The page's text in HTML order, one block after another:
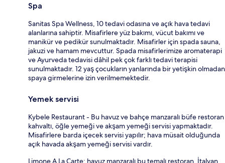
Spa
Sanitas Spa Wellness, 10 tedavi odasına ve açık hava tedavi
alanlarına sahiptir. Misafirlere yüz bakımı, vücut bakımı ve
manikür ve pedikür sunulmaktadır. Misafirler için spada sauna,
jakuzi ve hamam mevcuttur. Spada misafirlerimize aromaterapi
ve Ayurveda tedavisi dâhil pek çok farklı tedavi terapisi
sunulmaktadır. 12 yaş çocukların yanlarında bir yetişkin olmadan
spaya girmelerine izin verilmemektedir.
Yemek servisi
Kybele Restaurant - Bu havuz ve bahçe manzaralı büfe restoran
kahvaltı, öğle yemeği ve akşam yemeği servisi yapmaktadır.
Misafirlere barda içecek servisi yapılır; hava müsait olduğunda
açık havada akşam yemeği servisi vardır.
Limone A La Carte: havuz manzaralı bu temalı restoran, İtalyan